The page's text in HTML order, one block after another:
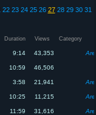
22 23 24 25 26 27 28 29 30 31
Duration Views Category
9:14 43,353
10:59 46,506
3:58 21,941
10:25 11,215
11:59 31,616